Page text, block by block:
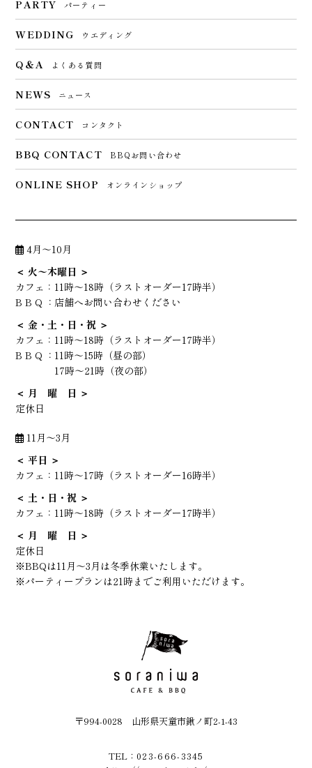
〒994-0028 山形県天童市鍬ノ町2-1-43
TEL：023-666-3345
PARTY パーティー
WEDDING ウエディング
Q＆A よくある質問
NEWS ニュース
CONTACT コンタクト
BBQ CONTACT BBQお問い合わせ
ONLINE SHOP オンラインショップ
4月～10月
＜ 火〜木曜日 ＞
カフェ： 11時～18時（ラストオーダー17時半）
B B Q ：店舗へお問い合わせください
＜ 金・土・日・祝 ＞
カフェ： 11時～18時（ラストオーダー17時半）
B B Q ：11時～15時（昼の部）
17時～21時（夜の部）
＜ 月 曜 日 ＞
定休日
11月～3月
＜ 平日 ＞
カフェ： 11時～17時（ラストオーダー16時半）
＜ 土・日・祝 ＞
カフェ： 11時～18時（ラストオーダー17時半）
＜ 月 曜 日 ＞
定休日
※BBQは11月～3月は冬季休業いたします。
※パーティープランは21時までご利用いただけます。